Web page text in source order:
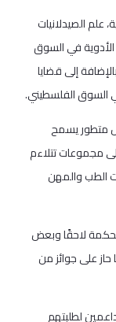
الصيدلانيات
الأدوية في السوق
إلى قضايا
السوق الفلسطيني.
متطور يسمح
25 مقَيمًا موزعًا على مجموعات تتلاءم
الطب والمهن
لاحقًا وبعض
على جوائز من
لطلبتهم